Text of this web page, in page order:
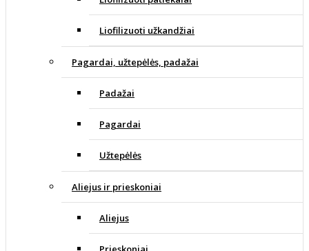
Liofilizuoti užkandžiai
Pagardai, užtepėlės, padažai
Padažai
Pagardai
Užtepėlės
Aliejus ir prieskoniai
Aliejus